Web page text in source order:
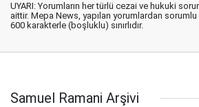
UYARI: Yorumların her türlü cezai ve hukuki
aittir. Mepa News, yapılan yorumlardan
600 karakterle (boşluklu) sınırlıdır.
Samuel Ramani Arşivi